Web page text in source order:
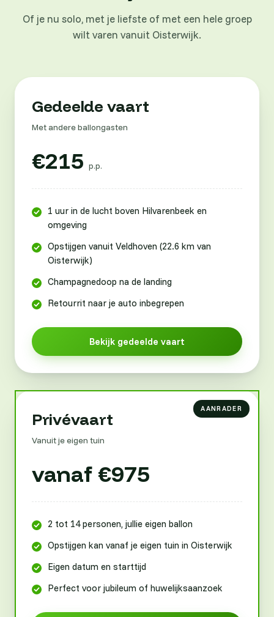
Of je nu solo, met je liefste of met een hele groep
wilt varen vanuit Oisterwijk.
Gedeelde vaart
Met andere ballongasten
€215 p.p.
1 uur in de lucht boven Hilvarenbeek en
omgeving
Opstijgen vanuit Veldhoven (22.6 km van
Oisterwijk)
Champagnedoop na de landing
Retourrit naar je auto inbegrepen
Bekijk gedeelde vaart
Privévaart
Vanuit je eigen tuin
vanaf €975
2 tot 14 personen, jullie eigen ballon
Opstijgen kan vanaf je eigen tuin in Oisterwijk
Eigen datum en starttijd
Perfect voor jubileum of huwelijksaanzoek